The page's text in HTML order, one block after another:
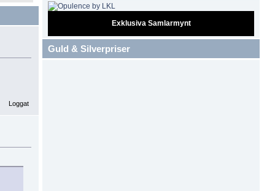
Loggat
Exklusiva Samlarmynt
Guld & Silverpriser